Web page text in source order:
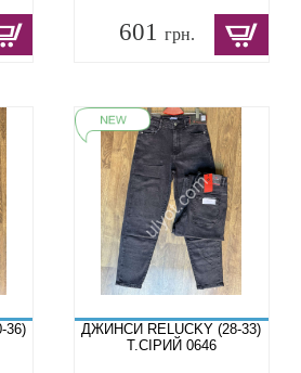
601грн.
36)
ДЖИНСИ RELUCKY (28-33)
Т.СІРИЙ 0646